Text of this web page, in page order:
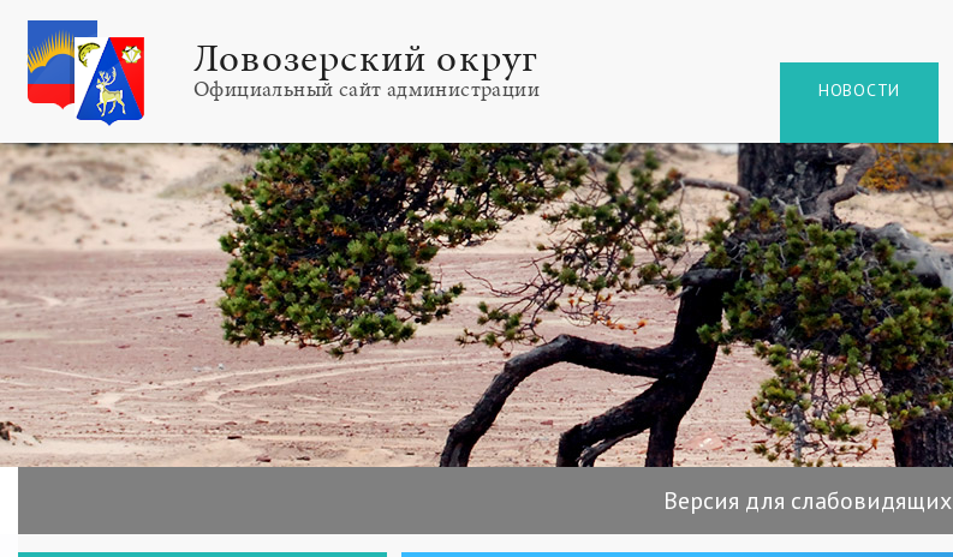
Ловозерский округ
Официальный сайт администрации НОВОСТИ
Версия для слабовидящих